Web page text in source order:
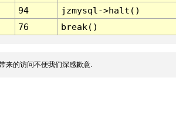
94
jzmysql->halt()
76 break()
来的访问不便我们深感歉意.